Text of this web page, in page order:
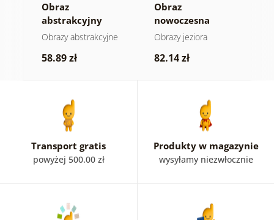
Obraz
abstrakcyjny
księżyc nad wodą
Obrazy abstrakcyjne
58.89 zł
Obraz
nowoczesna
abstrakcja z
Obrazy jeziora
82.14 zł
Transport gratis
powyżej 500.00 zł
Produkty w magazynie
wysyłamy niezwłocznie